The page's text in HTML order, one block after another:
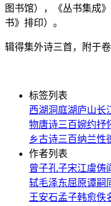
图书馆），《丛书集成
书》排印）。
辑得集外诗三首，附于卷
标签列表
西湖洞庭湖庐山长
物唐诗三百婉约抒
乡古诗三百纳兰性
作者列表
曾子孔子宋江虞俦
轼毛泽东屈原谭嗣
王安石孟子韩愈佚